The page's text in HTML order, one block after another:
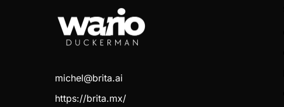
michel@brita.ai
https://brita.mx/